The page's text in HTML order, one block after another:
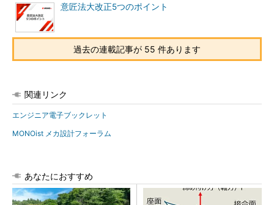
意匠法大改正5つのポイント
過去の連載記事が 55 件あります
関連リンク
エンジニア電子ブックレット
MONOist メカ設計フォーラム
あなたにおすすめ